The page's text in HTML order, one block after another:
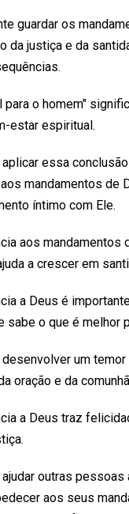
guardar os
da justiça e da
para o homem"
estar espiritual.
essa
mandamentos de
íntimo com Ele.
aos mandamentos
a crescer em
a Deus é
sabe o que é melhor
um
oração e da
a Deus traz
outras pessoas
aos seus